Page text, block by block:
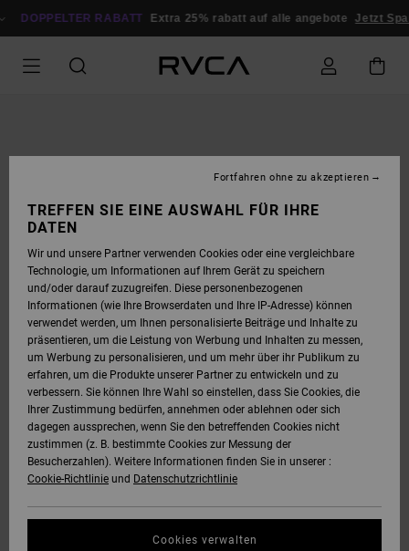
ZUR
DOPPELTER RABATT Extra 25% rabatt auf alle angebote Jetzt
TREFFEN SIE EINE AUSWAHL FÜR IHRE
DATEN
Wir und unsere Partner verwenden Cookies oder eine vergleichbare
Technologie, um Informationen auf Ihrem Gerät zu speichern
und/oder darauf zuzugreifen. Diese personenbezogenen
Informationen (wie Ihre Browserdaten und Ihre IP-Adresse) können
verwendet werden, um Ihnen personalisierte Beiträge und Inhalte zu
präsentieren, um die Leistung von Werbung und Inhalten zu messen,
um Werbung zu personalisieren, und um mehr über ihr Publikum zu
erfahren, um die Produkte unserer Partner zu entwickeln und zu
verbessern. Sie können Ihre Wahl so einstellen, dass Sie Cookies, die
Ihrer Zustimmung bedürfen, annehmen oder ablehnen oder sich
dagegen aussprechen, wenn Sie den betreffenden Cookies nicht
zustimmen (z. B. bestimmte Cookies zur Messung der
Besucherzahlen). Weitere Informationen finden Sie in unserer :
Cookie-Richtlinie und Datenschutzrichtlinie
Cookies verwalten
Fortfahren ohne zu akzeptieren